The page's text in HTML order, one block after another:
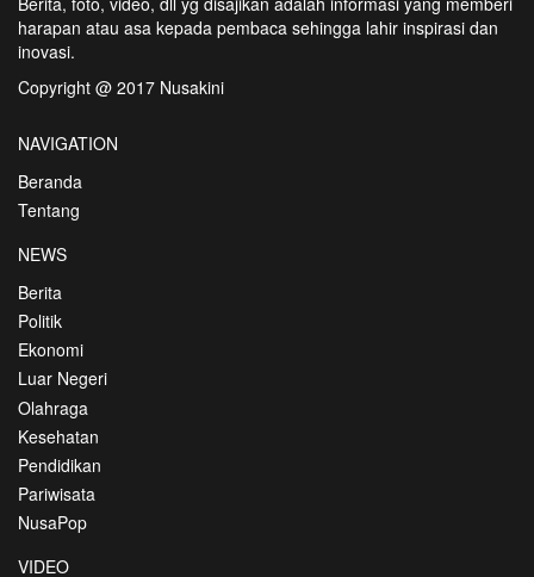
harapan atau asa kepada pembaca sehingga lahir inspirasi dan
inovasi.
Copyright @ 2017 Nusakini
NAVIGATION
Beranda
Tentang
NEWS
Berita
Politik
Ekonomi
Luar Negeri
Olahraga
Kesehatan
Pendidikan
Pariwisata
NusaPop
VIDEO